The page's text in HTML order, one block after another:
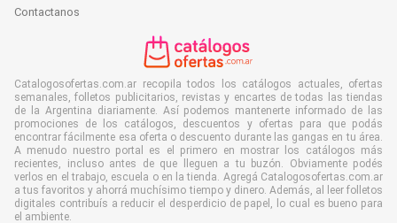
Contactanos
Catalogosofertas.com.ar recopila todos los catálogos actuales, ofertas
semanales, folletos publicitarios, revistas y encartes de todas las tiendas
de la Argentina diariamente. Así podemos mantenerte informado de las
promociones de los catálogos, descuentos y ofertas para que podás
encontrar fácilmente esa oferta o descuento durante las gangas en tu área.
A menudo nuestro portal es el primero en mostrar los catálogos más
recientes, incluso antes de que lleguen a tu buzón. Obviamente podés
verlos en el trabajo, escuela o en la tienda. Agregá Catalogosofertas.com.ar
a tus favoritos y ahorrá muchísimo tiempo y dinero. Además, al leer folletos
digitales contribuís a reducir el desperdicio de papel, lo cual es bueno para
el ambiente.